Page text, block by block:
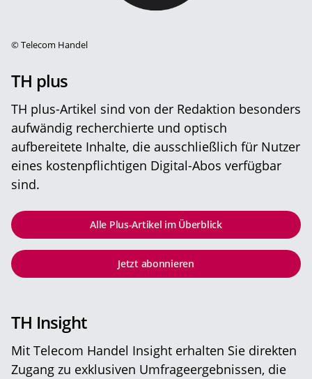
©Telecom Handel
TH plus
TH plus-Artikel sind von der Redaktion besonders
aufwändig recherchierte und optisch
aufbereitete Inhalte, die ausschließlich für Nutzer
eines kostenpflichtigen Digital-Abos verfügbar
sind.
Alle Plus-Artikel im Überblick
Jetzt abonnieren
TH Insight
Mit Telecom Handel Insight erhalten Sie direkten
Zugang zu exklusiven Umfrageergebnissen, die